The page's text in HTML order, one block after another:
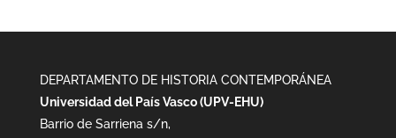
DEPARTAMENTO DE HISTORIA CONTEMPORÁNEA
Universidad del País Vasco (UPV-EHU)
Barrio de Sarriena s/n,